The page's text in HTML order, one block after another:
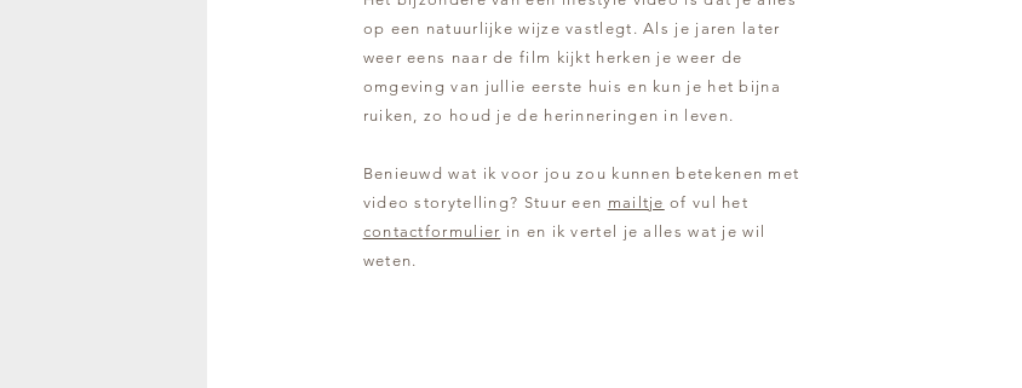
op een natuurlijke wijze vastlegt. Als je jaren later
weer eens naar de film kijkt herken je weer de
omgeving van jullie eerste huis en kun je het bijna
ruiken, zo houd je de herinneringen in leven.
Benieuwd wat ik voor jou zou kunnen betekenen met
video storytelling? Stuur een mailtje of vul het
contactformulier in en ik vertel je alles wat je wil
weten.